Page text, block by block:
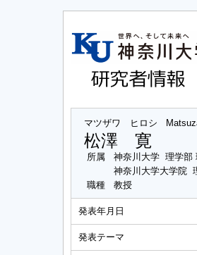
マツザワ ヒロシ
松澤 寛
所属
神奈川大学 理学部
神奈川大学大学院
職種
教授
発表年月日
発表テーマ